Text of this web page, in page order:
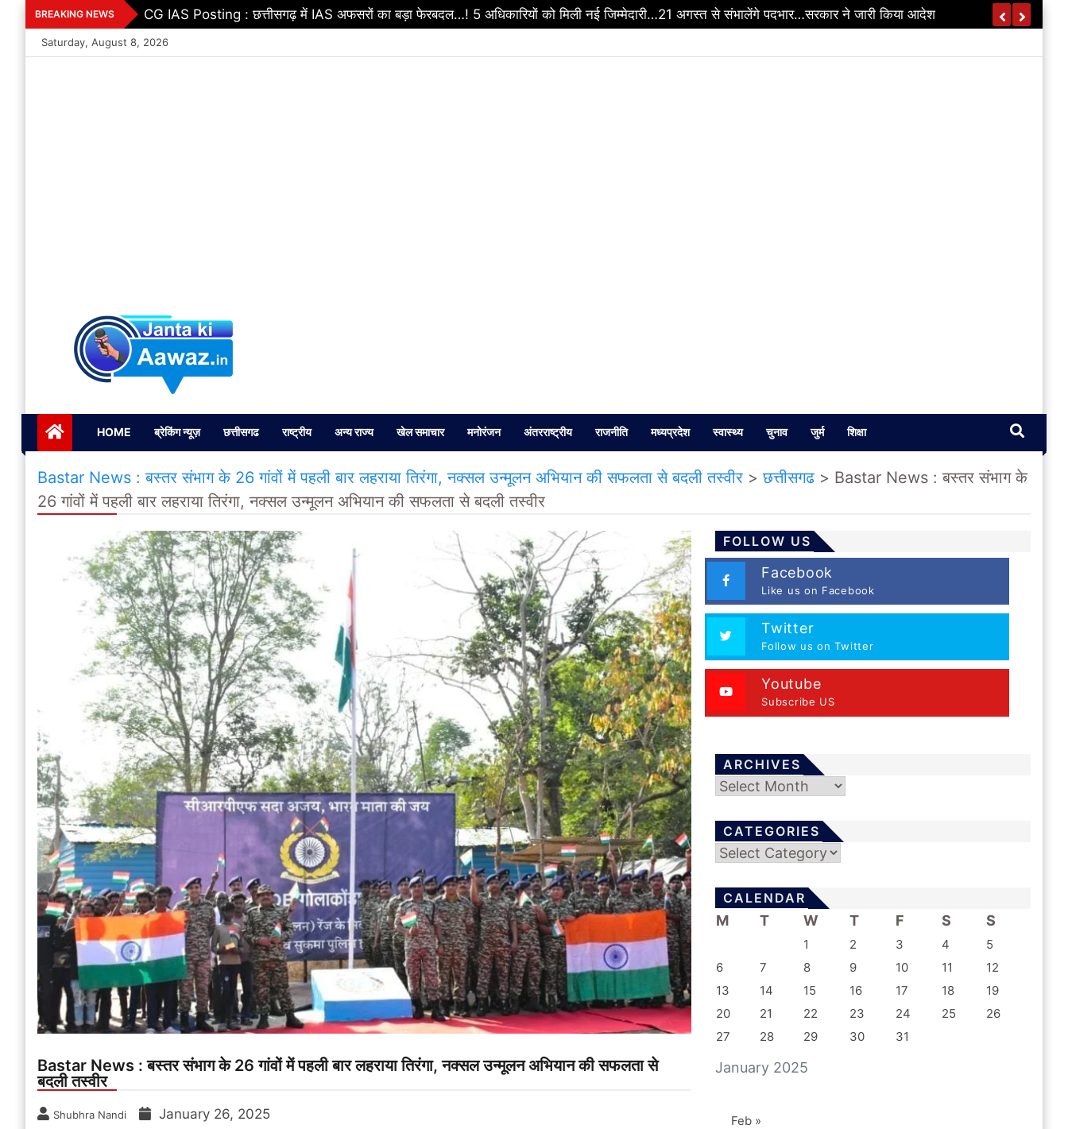
Skip
to
content
BREAKING NEWS Uniform Civil Code : छत्तीसगढ़ में बड़ा फैसला…! UCC होगा लागू…लेकिन अनुसूचित जनजाति दायरे से रहेगा बाहर…डिप्टी CM विजय शर्मा का ऐलान
Saturday, August 8, 2026
Janta ki Aawaz
HOME ब्रेकिंग न्यूज़ छत्तीसगढ राष्ट्रीय अन्य राज्य खेल समाचार मनोरंजन अंतरराष्ट्रीय राजनीति मध्यप्रदेश स्वास्थ्य चुनाव जुर्म शिक्षा
Bastar News : बस्तर संभाग के 26 गांवों में पहली बार लहराया तिरंगा, नक्सल उन्मूलन अभियान की सफलता से बदली तस्वीर >छत्तीसगढ > Bastar News : बस्तर संभाग के
26 गांवों में पहली बार लहराया तिरंगा, नक्सल उन्मूलन अभियान की सफलता से बदली तस्वीर
Bastar News : बस्तर संभाग के 26 गांवों में पहली बार लहराया तिरंगा, नक्सल उन्मूलन अभियान की सफलता से
बदली तस्वीर
Shubhra Nandi January 26, 2025
FOLLOW US
Facebook
Like us on Facebook
Twitter
Follow us on Twitter
Youtube
Subscribe US
ARCHIVES
Archives
CATEGORIES
Categories
CALENDAR
January 2025
M T W T F S S
1 2 3 4
5
6
7 8 9 10 11
12
13
14 15 16 17 18
19
20
21 22 23 24 25
26
27
28 29 30 31
Feb »